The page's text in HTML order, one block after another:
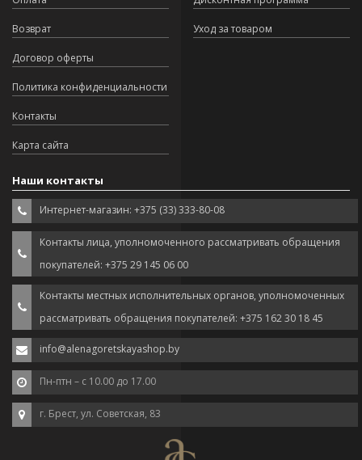
Возврат
Договор оферты
Политика конфиденциальности
Контакты
Карта сайта
Уход за товаром
Наши контакты
Интернет-магазин: +375 (33) 333-80-08
Контакты лица, уполномоченного рассматривать обращения
покупателей: +375 29 145 06 00
Контакты местных исполнительных органов, уполномоченных
рассматривать обращения покупателей: +375 162 30 18 45
info@alenagoretskayashop.by
Пн-птн – с 10.00 до 17.00
г. Брест, ул. Советская, 83